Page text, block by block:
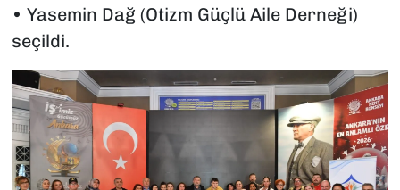
• Yasemin Dağ (Otizm Güçlü Aile Derneği)
seçildi.